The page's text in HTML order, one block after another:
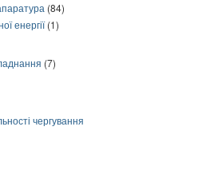
(84)
енергії(1)
(7)
чергування